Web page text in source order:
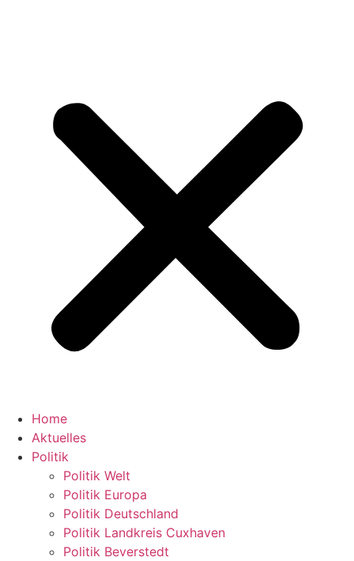
Home
Aktuelles
Politik
Politik Welt
Politik Europa
Politik Deutschland
Politik Landkreis Cuxhaven
Politik Beverstedt